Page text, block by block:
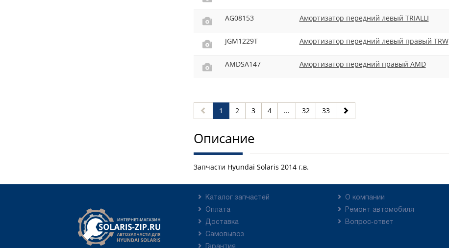
AG08153 Амортизатор передний левый TRIALLI
JGM1229T Амортизатор передний левый правый TRW
AMDSA147 Амортизатор передний правый AMD
1 2 3 4 ... 32 33
Описание
Запчасти Hyundai Solaris 2014 г.в.
Каталог запчастей
Оплата
Доставка
Самовывоз
Гарантия
О компании
Ремонт автомобиля
Вопрос-ответ